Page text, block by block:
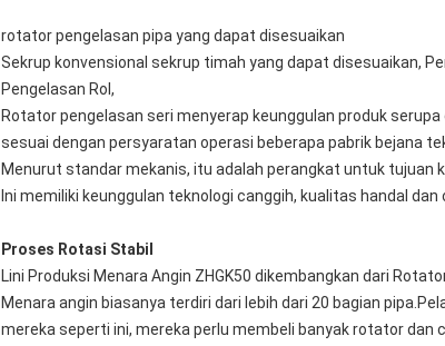
rotator pengelasan pipa yang dapat disesuaikan
Sekrup konvensional sekrup timah yang dapat disesuaikan,
Pengelasan Rol,
Rotator pengelasan seri menyerap keunggulan produk
sesuai dengan persyaratan operasi beberapa pabrik bejana
Menurut standar mekanis, itu adalah perangkat untuk tujuan
Ini memiliki keunggulan teknologi canggih, kualitas handal dan
Proses Rotasi Stabil
Lini Produksi Menara Angin ZHGK50 dikembangkan dari
Menara angin biasanya terdiri dari lebih dari 20 bagian
mereka seperti ini, mereka perlu membeli banyak rotator dan